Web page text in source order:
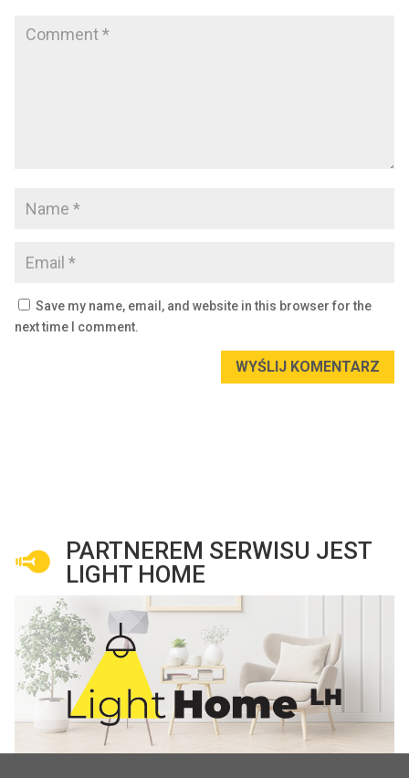
Save my name, email, and website in this browser for the
next time I comment.
WYŚLIJ KOMENTARZ
PARTNEREM SERWISU JEST
LIGHT HOME